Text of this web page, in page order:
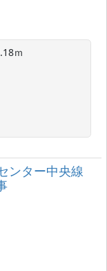
ｍ
ター中央線